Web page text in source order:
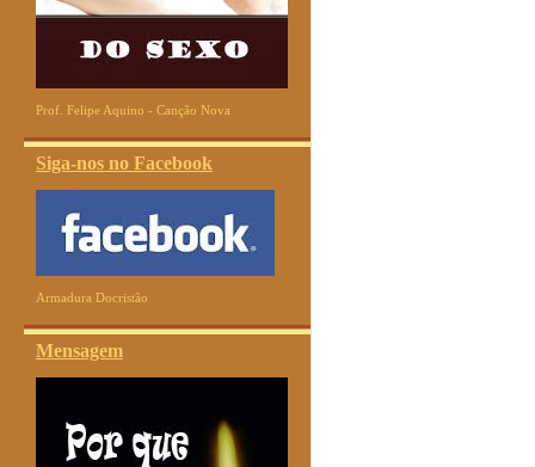
Prof. Felipe Aquino - Canção Nova
Siga-nos no Facebook
Armadura Docristão
Mensagem